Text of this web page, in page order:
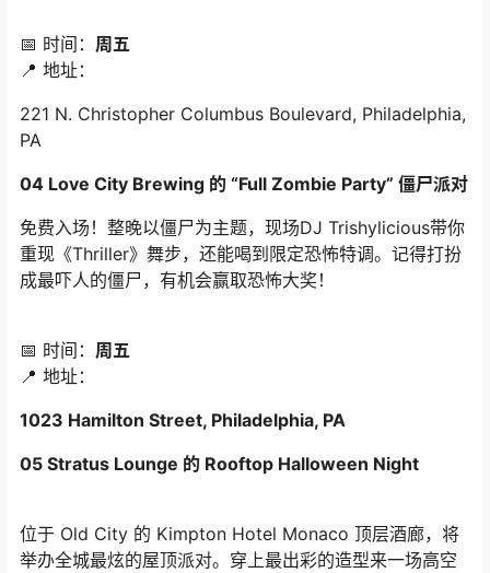
📅 时间： 周五
📍 地址：
221 N. Christopher Columbus Boulevard, Philadelphia,
PA
04 Love City Brewing 的 “Full Zombie Party” 僵尸派对
免费入场！整晚以僵尸为主题，现场DJ Trishylicious带你
重现《Thriller》舞步，还能喝到限定恐怖特调。记得打扮
成最吓人的僵尸，有机会赢取恐怖大奖！
📅 时间： 周五
📍 地址：
1023 Hamilton Street, Philadelphia, PA
05 Stratus Lounge 的 Rooftop Halloween Night
位于 Old City 的 Kimpton Hotel Monaco 顶层酒廊，将
举办全城最炫的屋顶派对。穿上最出彩的造型来一场高空